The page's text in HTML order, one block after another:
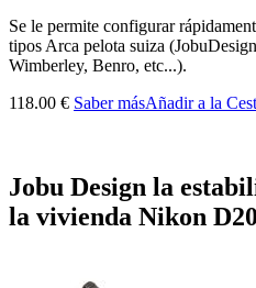
Se le permite configurar
tipos Arca pelota suiza
Wimberley, Benro, etc...).
118.00 € Saber másAñadir a la
Jobu Design la
la vivienda Nikon